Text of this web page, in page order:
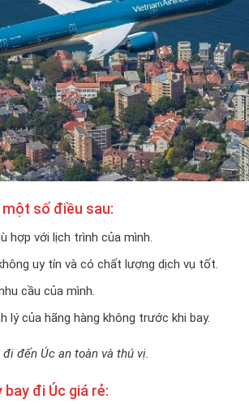
một số điều sau:
hợp với lịch trình của mình.
uy tín và có chất lượng dịch vụ tốt.
cầu của mình.
lý của hãng hàng không trước khi bay.
đến Úc an toàn và thú vị.
đi Úc giá rẻ: